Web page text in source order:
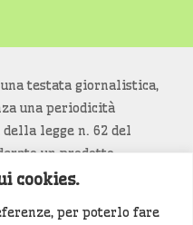
cookies.
per poterlo fare
testata giornalistica,
una periodicità
legge n. 62 del
un prodotto
e diritti